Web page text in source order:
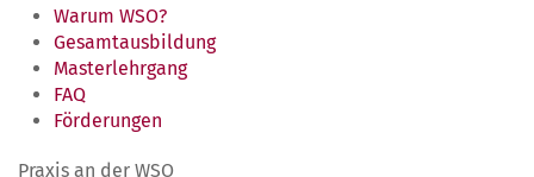
Warum WSO?
Gesamtausbildung
Masterlehrgang
FAQ
Förderungen
Praxis an der WSO